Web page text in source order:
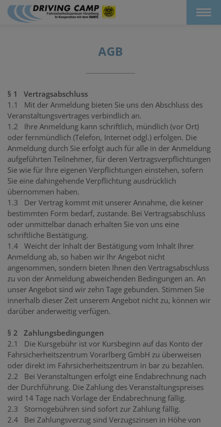
AGB
§ 1 Vertragsabschluss
1.1 Mit der Anmeldung bieten Sie uns den Abschluss des
Veranstaltungsvertrages verbindlich an.
1.2 Ihre Anmeldung kann schriftlich, mündlich (vor Ort)
oder fernmündlich (Telefon, Internet odgl.) erfolgen. Die
Anmeldung durch Sie erfolgt auch für alle in der Anmeldung
aufgeführten Teilnehmer, für deren Vertragsverpflichtungen
Sie wie für Ihre eigenen Verpflichtungen einstehen, sofern
Sie eine dahingehende Verpflichtung ausdrücklich
übernommen haben.
1.3 Der Vertrag kommt mit unserer Annahme, die keiner
bestimmten Form bedarf, zustande. Bei Vertragsabschluss
oder unmittelbar danach erhalten Sie von uns eine
schriftliche Bestätigung.
1.4 Weicht der Inhalt der Bestätigung vom Inhalt Ihrer
Anmeldung ab, so haben wir Ihr Angebot nicht
angenommen, sondern bieten Ihnen den Vertragsabschluss
zu von der Anmeldung abweichenden Bedingungen an. An
unser Angebot sind wir zehn Tage gebunden. Stimmen Sie
innerhalb dieser Zeit unserem Angebot nicht zu, können wir
darüber anderweitig verfügen.
§ 2 Zahlungsbedingungen
2.1 Die Kursgebühr ist vor Kursbeginn auf das Konto der
Fahrsicherheitszentrum Vorarlberg GmbH zu überweisen
oder direkt im Fahrsicherheitszentrum in bar zu bezahlen.
2.2 Bei Veranstaltungen erfolgt eine Endabrechnung nach
der Durchführung. Die Zahlung des Veranstaltungspreises
wird 14 Tage nach Vorlage der Endabrechnung fällig.
2.3 Stornogebühren sind sofort zur Zahlung fällig.
2.4 Bei Zahlungsverzug sind Verzugszinsen in Höhe von